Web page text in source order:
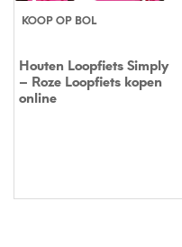
KOOP OP BOL
Houten Loopfiets Simply
– Roze Loopfiets kopen
online